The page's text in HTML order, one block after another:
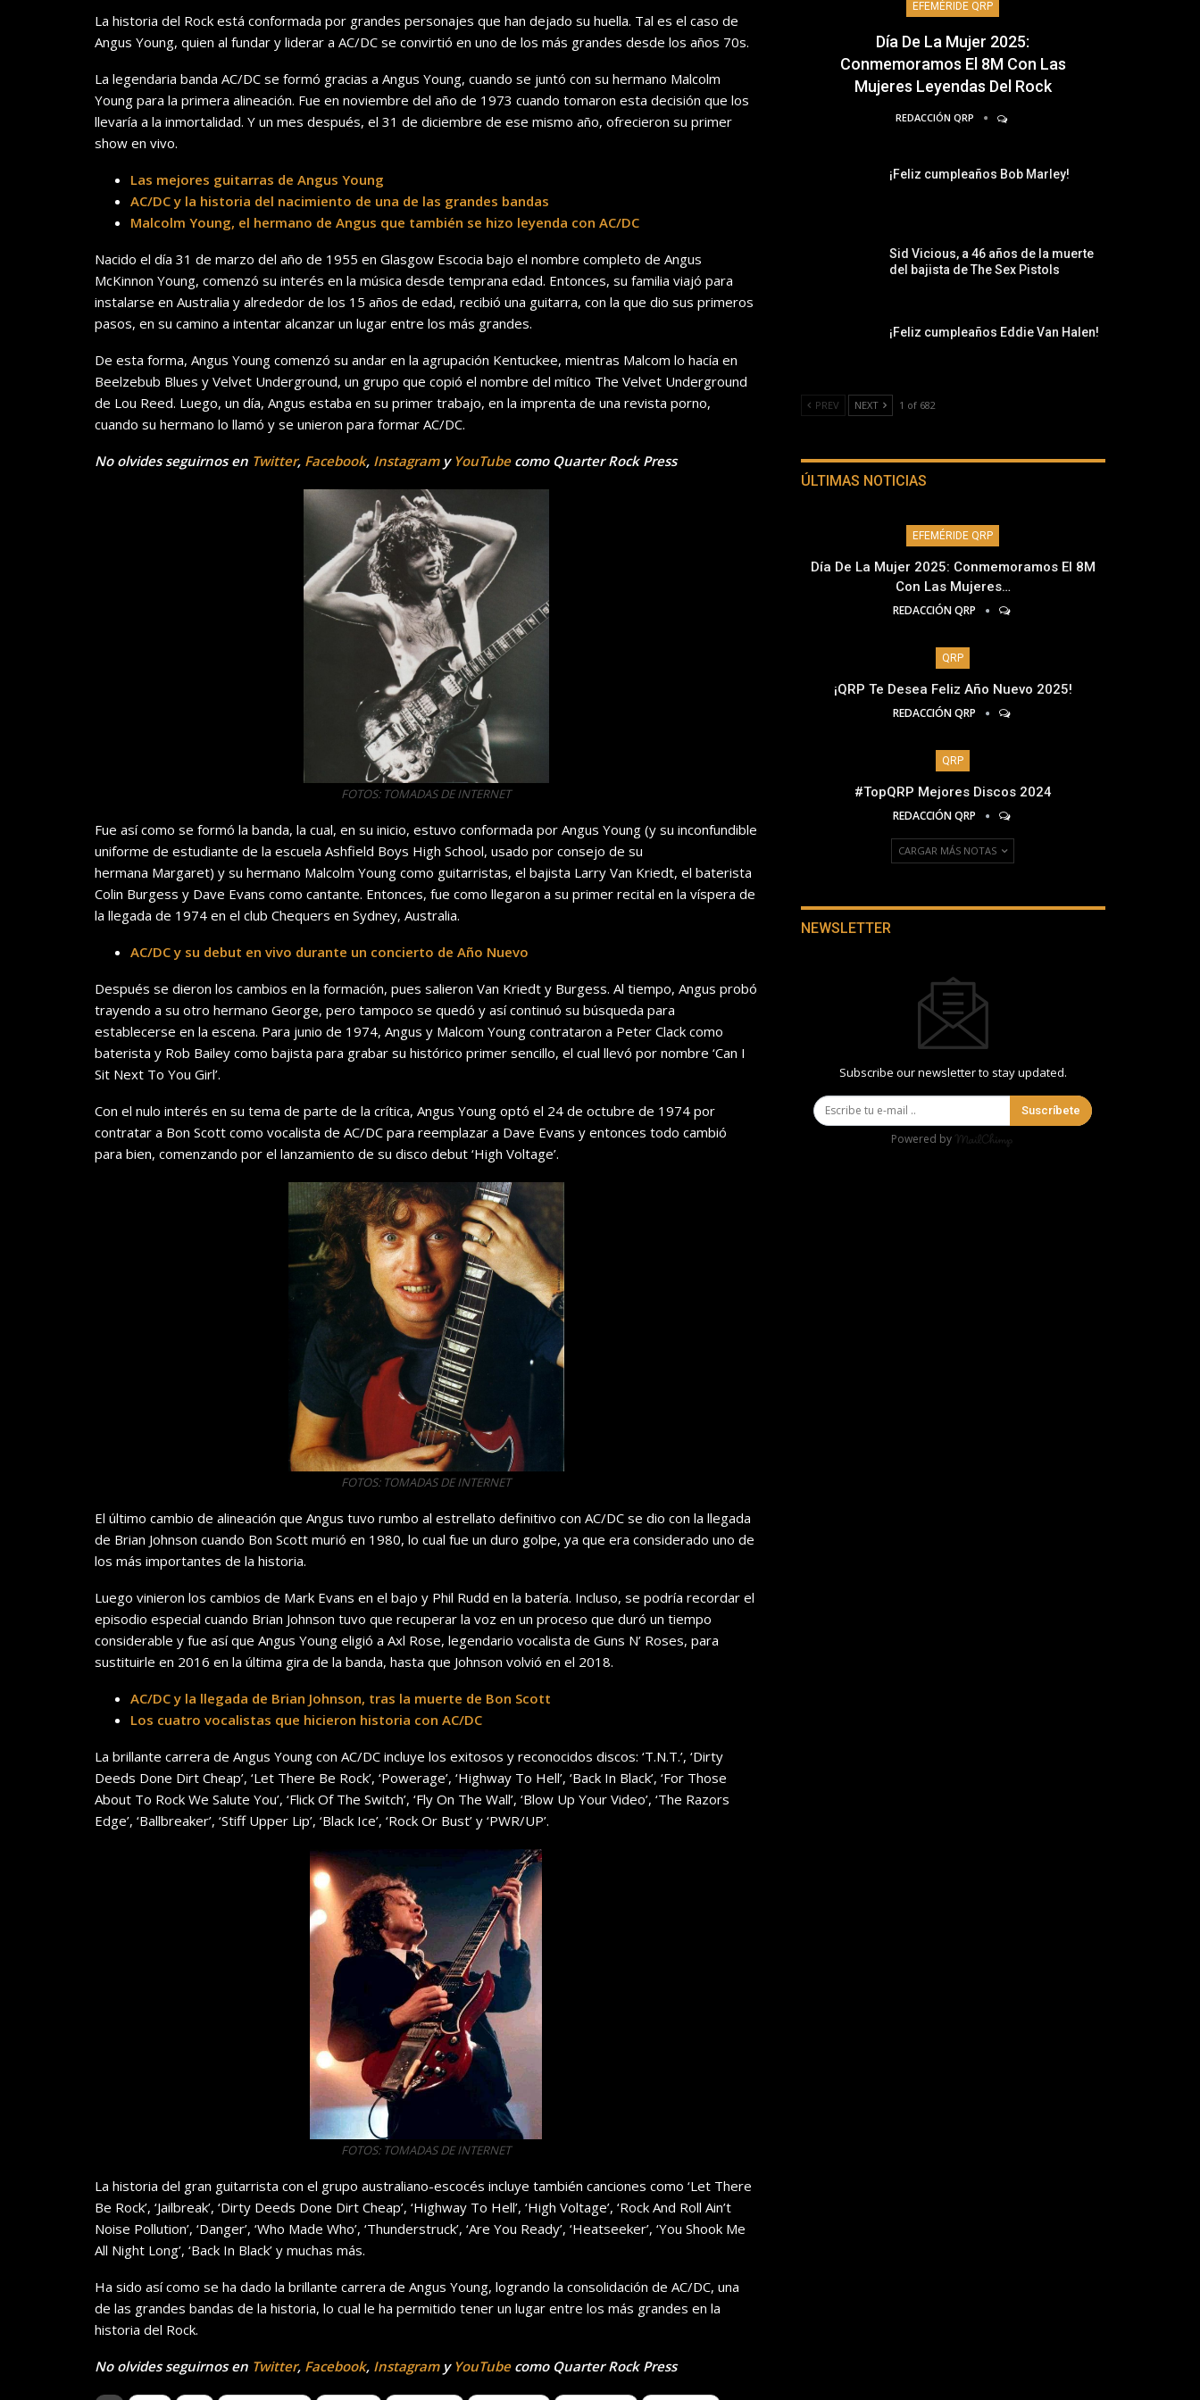
La historia del Rock está conformada por grandes personajes que han dejado su huella. Tal es el caso de
Angus Young, quien al fundar y liderar a AC/DC se convirtió en uno de los más grandes desde los años 70s.
La legendaria banda AC/DC se formó gracias a Angus Young, cuando se juntó con su hermano Malcolm
Young para la primera alineación. Fue en noviembre del año de 1973 cuando tomaron esta decisión que los
llevaría a la inmortalidad. Y un mes después, el 31 de diciembre de ese mismo año, ofrecieron su primer
show en vivo.
Las mejores guitarras de Angus Young
AC/DC y la historia del nacimiento de una de las grandes bandas
Malcolm Young, el hermano de Angus que también se hizo leyenda con AC/DC
Nacido el día 31 de marzo del año de 1955 en Glasgow Escocia bajo el nombre completo de Angus
McKinnon Young, comenzó su interés en la música desde temprana edad. Entonces, su familia viajó para
instalarse en Australia y alrededor de los 15 años de edad, recibió una guitarra, con la que dio sus primeros
pasos, en su camino a intentar alcanzar un lugar entre los más grandes.
De esta forma, Angus Young comenzó su andar en la agrupación Kentuckee, mientras Malcom lo hacía en
Beelzebub Blues y Velvet Underground, un grupo que copió el nombre del mítico The Velvet Underground
de Lou Reed. Luego, un día, Angus estaba en su primer trabajo, en la imprenta de una revista porno,
cuando su hermano lo llamó y se unieron para formar AC/DC.
No olvides seguirnos en Twitter, Facebook, Instagramy YouTubecomo Quarter Rock Press
FOTOS: TOMADAS DE INTERNET
Fue así como se formó la banda, la cual, en su inicio, estuvo conformada por Angus Young (y su inconfundible
uniforme de estudiante de la escuela Ashfield Boys High School, usado por consejo de su
hermana Margaret) y su hermano Malcolm Young como guitarristas, el bajista Larry Van Kriedt, el baterista
Colin Burgess y Dave Evans como cantante. Entonces, fue como llegaron a su primer recital en la víspera de
la llegada de 1974 en el club Chequers en Sydney, Australia.
AC/DC y su debut en vivo durante un concierto de Año Nuevo
Después se dieron los cambios en la formación, pues salieron Van Kriedt y Burgess. Al tiempo, Angus probó
trayendo a su otro hermano George, pero tampoco se quedó y así continuó su búsqueda para
establecerse en la escena. Para junio de 1974, Angus y Malcom Young contrataron a Peter Clack como
baterista y Rob Bailey como bajista para grabar su histórico primer sencillo, el cual llevó por nombre ‘Can I
Sit Next To You Girl’.
Con el nulo interés en su tema de parte de la crítica, Angus Young optó el 24 de octubre de 1974 por
contratar a Bon Scott como vocalista de AC/DC para reemplazar a Dave Evans y entonces todo cambió
para bien, comenzando por el lanzamiento de su disco debut ‘High Voltage’.
FOTOS: TOMADAS DE INTERNET
El último cambio de alineación que Angus tuvo rumbo al estrellato definitivo con AC/DC se dio con la llegada
de Brian Johnson cuando Bon Scott murió en 1980, lo cual fue un duro golpe, ya que era considerado uno de
los más importantes de la historia.
Luego vinieron los cambios de Mark Evans en el bajo y Phil Rudd en la batería. Incluso, se podría recordar el
episodio especial cuando Brian Johnson tuvo que recuperar la voz en un proceso que duró un tiempo
considerable y fue así que Angus Young eligió a Axl Rose, legendario vocalista de Guns N’ Roses, para
sustituirle en 2016 en la última gira de la banda, hasta que Johnson volvió en el 2018.
AC/DC y la llegada de Brian Johnson, tras la muerte de Bon Scott
Los cuatro vocalistas que hicieron historia con AC/DC
La brillante carrera de Angus Young con AC/DC incluye los exitosos y reconocidos discos: ‘T.N.T.’, ‘Dirty
Deeds Done Dirt Cheap’, ‘Let There Be Rock’, ‘Powerage’, ‘Highway To Hell’, ‘Back In Black’, ‘For Those
About To Rock We Salute You’, ‘Flick Of The Switch’, ‘Fly On The Wall’, ‘Blow Up Your Video’, ‘The Razors
Edge’, ‘Ballbreaker’, ‘Stiff Upper Lip’, ‘Black Ice’, ‘Rock Or Bust’ y ‘PWR/UP’.
FOTOS: TOMADAS DE INTERNET
La historia del gran guitarrista con el grupo australiano-escocés incluye también canciones como ‘Let There
Be Rock’, ‘Jailbreak’, ‘Dirty Deeds Done Dirt Cheap’, ‘Highway To Hell’, ‘High Voltage’, ‘Rock And Roll Ain’t
Noise Pollution’, ‘Danger’, ‘Who Made Who’, ‘Thunderstruck’, ‘Are You Ready’, ‘Heatseeker’, ‘You Shook Me
All Night Long’, ‘Back In Black’ y muchas más.
Ha sido así como se ha dado la brillante carrera de Angus Young, logrando la consolidación de AC/DC, una
de las grandes bandas de la historia, lo cual le ha permitido tener un lugar entre los más grandes en la
historia del Rock.
No olvides seguirnos en Twitter, Facebook, Instagramy YouTubecomo Quarter Rock Press
EFEMÉRIDE QRP
Día De La Mujer 2025:
Conmemoramos El 8M Con Las
Mujeres Leyendas Del Rock
REDACCIÓN QRP
¡Feliz cumpleaños Bob Marley!
Sid Vicious, a 46 años de la muerte
del bajista de The Sex Pistols
¡Feliz cumpleaños Eddie Van Halen!
PREV NEXT 1 of 682
ÚLTIMAS NOTICIAS
EFEMÉRIDE QRP
Día De La Mujer 2025: Conmemoramos El 8M
Con Las Mujeres…
REDACCIÓN QRP
QRP
¡QRP Te Desea Feliz Año Nuevo 2025!
REDACCIÓN QRP
QRP
#TopQRP Mejores Discos 2024
REDACCIÓN QRP
CARGAR MÁS NOTAS
NEWSLETTER
Subscribe our newsletter to stay updated.
Suscríbete
Powered by